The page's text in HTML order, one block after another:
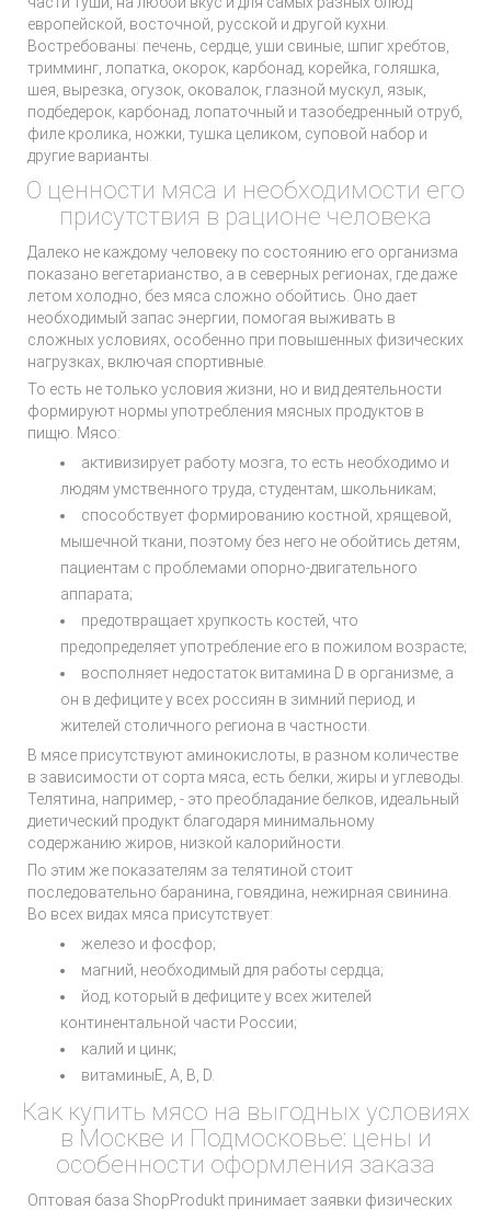
европейской, восточной, русской и другой кухни.
Востребованы: печень, сердце, уши свиные, шпиг хребтов,
тримминг, лопатка, окорок, карбонад, корейка, голяшка,
шея, вырезка, огузок, оковалок, глазной мускул, язык,
подбедерок, карбонад, лопаточный и тазобедренный отруб,
филе кролика, ножки, тушка целиком, суповой набор и
другие варианты.
О ценности мяса и необходимости его
присутствия в рационе человека
Далеко не каждому человеку по состоянию его организма
показано вегетарианство, а в северных регионах, где даже
летом холодно, без мяса сложно обойтись. Оно дает
необходимый запас энергии, помогая выживать в
сложных условиях, особенно при повышенных физических
нагрузках, включая спортивные.
То есть не только условия жизни, но и вид деятельности
формируют нормы употребления мясных продуктов в
пищю. Мясо:
активизирует работу мозга, то есть необходимо и
людям умственного труда, студентам, школьникам;
способствует формированию костной, хрящевой,
мышечной ткани, поэтому без него не обойтись детям,
пациентам с проблемами опорно-двигательного
аппарата;
предотвращает хрупкость костей, что
предопределяет употребление его в пожилом возрасте;
восполняет недостаток витамина D в организме, а
он в дефиците у всех россиян в зимний период, и
жителей столичного региона в частности.
В мясе присутствуют аминокислоты, в разном количестве
в зависимости от сорта мяса, есть белки, жиры и углеводы.
Телятина, например, - это преобладание белков, идеальный
диетический продукт благодаря минимальному
содержанию жиров, низкой калорийности.
По этим же показателям за телятиной стоит
последовательно баранина, говядина, нежирная свинина.
Во всех видах мяса присутствует:
железо и фосфор;
магний, необходимый для работы сердца;
йод, который в дефиците у всех жителей
континентальной части России;
калий и цинк;
витаминыЕ, А, В, D.
Как купить мясо на выгодных условиях
в Москве и Подмосковье: цены и
особенности оформления заказа
Оптовая база ShopProdukt принимает заявки физических